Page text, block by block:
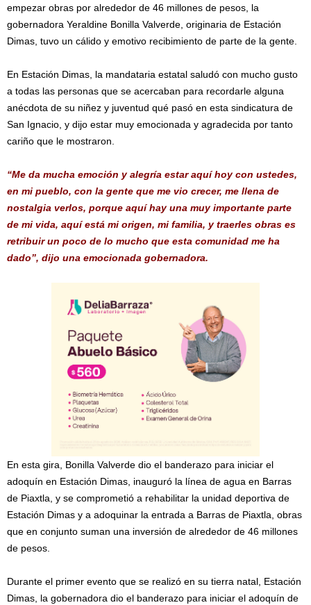
empezar obras por alrededor de 46 millones de pesos, la
gobernadora Yeraldine Bonilla Valverde, originaria de Estación
Dimas, tuvo un cálido y emotivo recibimiento de parte de la gente.
En Estación Dimas, la mandataria estatal saludó con mucho gusto
a todas las personas que se acercaban para recordarle alguna
anécdota de su niñez y juventud qué pasó en esta sindicatura de
San Ignacio, y dijo estar muy emocionada y agradecida por tanto
cariño que le mostraron.
“Me da mucha emoción y alegría estar aquí hoy con ustedes,
en mi pueblo, con la gente que me vio crecer, me llena de
nostalgia verlos, porque aquí hay una muy importante parte
de mi vida, aquí está mi origen, mi familia, y traerles obras es
retribuir un poco de lo mucho que esta comunidad me ha
dado”, dijo una emocionada gobernadora.
En esta gira, Bonilla Valverde dio el banderazo para iniciar el
adoquín en Estación Dimas, inauguró la línea de agua en Barras
de Piaxtla, y se comprometió a rehabilitar la unidad deportiva de
Estación Dimas y a adoquinar la entrada a Barras de Piaxtla, obras
que en conjunto suman una inversión de alrededor de 46 millones
de pesos.
Durante el primer evento que se realizó en su tierra natal, Estación
Dimas, la gobernadora dio el banderazo para iniciar el adoquín de